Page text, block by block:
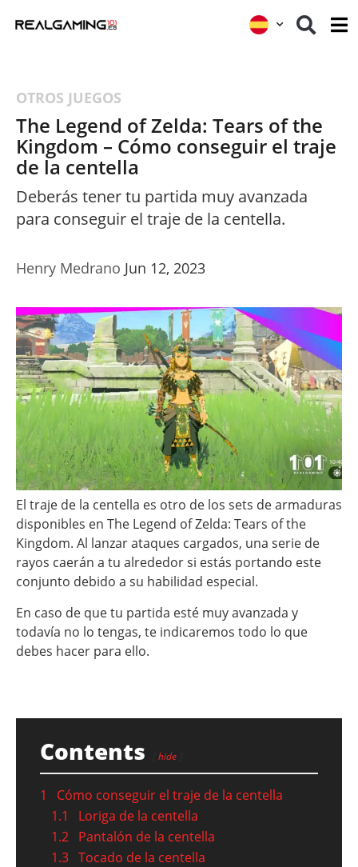
OTROS JUEGOS
The Legend of Zelda: Tears of the
Kingdom – Cómo conseguir el traje
de la centella
Deberás tener tu partida muy avanzada
para conseguir el traje de la centella.
Henry Medrano Jun 12, 2023
El traje de la centella es otro de los sets de armaduras
disponibles en The Legend of Zelda: Tears of the
Kingdom. Al lanzar ataques cargados, una serie de
rayos caerán a tu alrededor si estás portando este
conjunto debido a su habilidad especial.
En caso de que tu partida esté muy avanzada y
todavía no lo tengas, te indicaremos todo lo que
debes hacer para ello.
Contents hide
1
Cómo conseguir el traje de la centella
1.1
Loriga de la centella
1.2 Pantalón de la centella
1.3 Tocado de la centella